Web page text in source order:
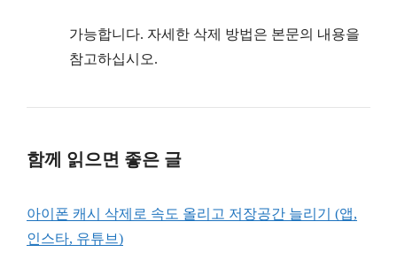
가능합니다. 자세한 삭제 방법은 본문의 내용을
참고하십시오.
함께 읽으면 좋은 글
아이폰 캐시 삭제로 속도 올리고 저장공간 늘리기 (앱,
인스타, 유튜브)